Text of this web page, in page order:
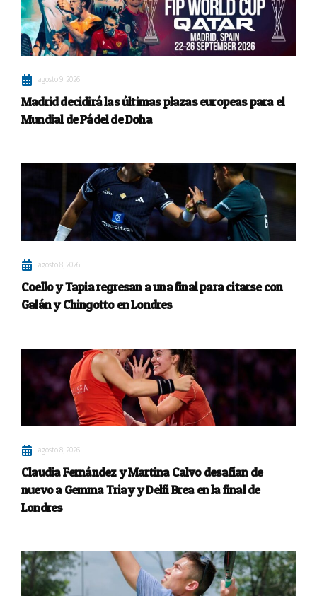
agosto 9, 2026
Madrid decidirá las últimas plazas europeas para el
Mundial de Pádel de Doha
agosto 8, 2026
Coello y Tapia regresan a una final para citarse con
Galán y Chingotto en Londres
agosto 8, 2026
Claudia Fernández y Martina Calvo desafían de
nuevo a Gemma Triay y Delfi Brea en la final de
Londres